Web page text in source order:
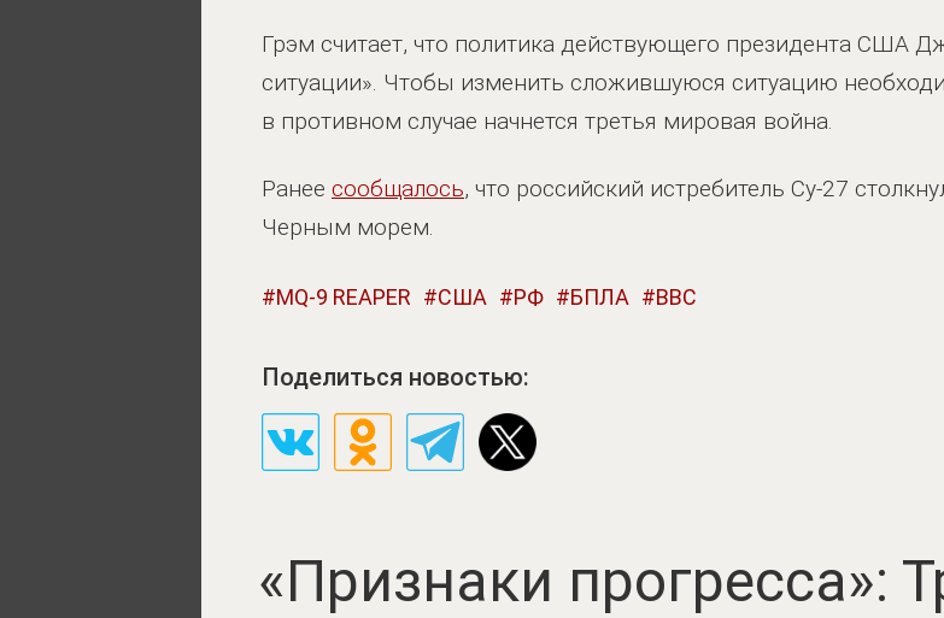
Грэм считает, что политика действующего президента США
ситуации». Чтобы изменить сложившуюся ситуацию
в противном случае начнется третья мировая война.
Ранее сообщалось, что российский истребитель Су-27
Черным морем.
MQ-9 REAPER США РФ БПЛА ВВС
Поделиться новостью:
«Признаки прогресса»: